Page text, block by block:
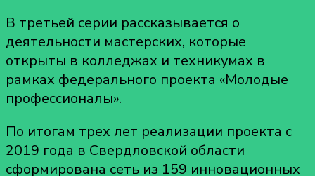
В третьей серии рассказывается о
деятельности мастерских, которые
открыты в колледжах и техникумах в
рамках федерального проекта «Молодые
профессионалы».
По итогам трех лет реализации проекта с
2019 года в Свердловской области
сформирована сеть из 159 инновационных